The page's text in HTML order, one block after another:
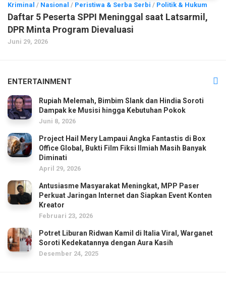
Kriminal / Nasional / Peristiwa & Serba Serbi / Politik & Hukum
Daftar 5 Peserta SPPI Meninggal saat Latsarmil,
DPR Minta Program Dievaluasi
Juni 29, 2026
ENTERTAINMENT
Rupiah Melemah, Bimbim Slank dan Hindia Soroti
Dampak ke Musisi hingga Kebutuhan Pokok
Juni 8, 2026
Project Hail Mery Lampaui Angka Fantastis di Box
Office Global, Bukti Film Fiksi Ilmiah Masih Banyak
Diminati
April 29, 2026
Antusiasme Masyarakat Meningkat, MPP Paser
Perkuat Jaringan Internet dan Siapkan Event Konten
Kreator
Februari 23, 2026
Potret Liburan Ridwan Kamil di Italia Viral, Warganet
Soroti Kedekatannya dengan Aura Kasih
Desember 24, 2025